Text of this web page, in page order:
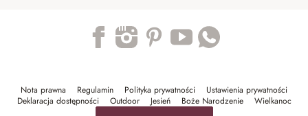
Nota prawna Regulamin Polityka prywatności
Ustawienia prywatności
Deklaracja dostępności
Outdoor Jesień Boże Narodzenie Wielkanoc